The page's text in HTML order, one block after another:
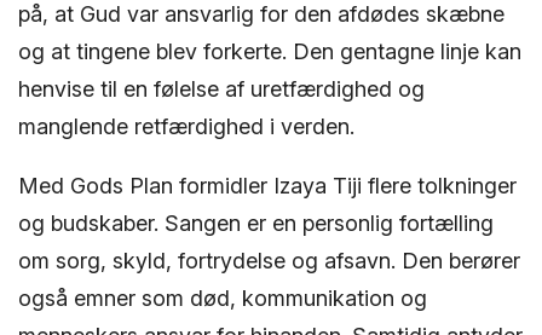
på, at Gud var ansvarlig for den afdødes skæbne
og at tingene blev forkerte. Den gentagne linje kan
henvise til en følelse af uretfærdighed og
manglende retfærdighed i verden.
Med Gods Plan formidler Izaya Tiji flere tolkninger
og budskaber. Sangen er en personlig fortælling
om sorg, skyld, fortrydelse og afsavn. Den berører
også emner som død, kommunikation og